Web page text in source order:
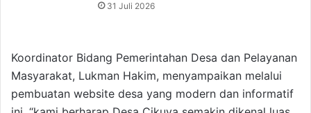
31 Juli 2026
Koordinator Bidang Pemerintahan Desa dan Pelayanan
Masyarakat, Lukman Hakim, menyampaikan melalui
pembuatan website desa yang modern dan informatif